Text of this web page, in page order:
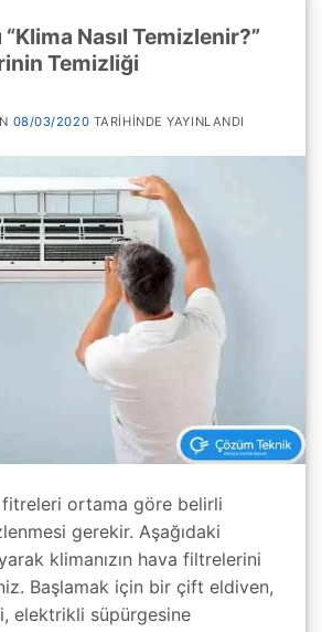
“Klima Nasıl Temizlenir?”
Temizliği
08/03/2020 TARIHINDE YAYINLANDI
fitreleri ortama göre belirli
gerekir. Aşağıdaki
klimanızın hava filtrelerini
Başlamak için bir çift eldiven,
elektrikli süpürgesine